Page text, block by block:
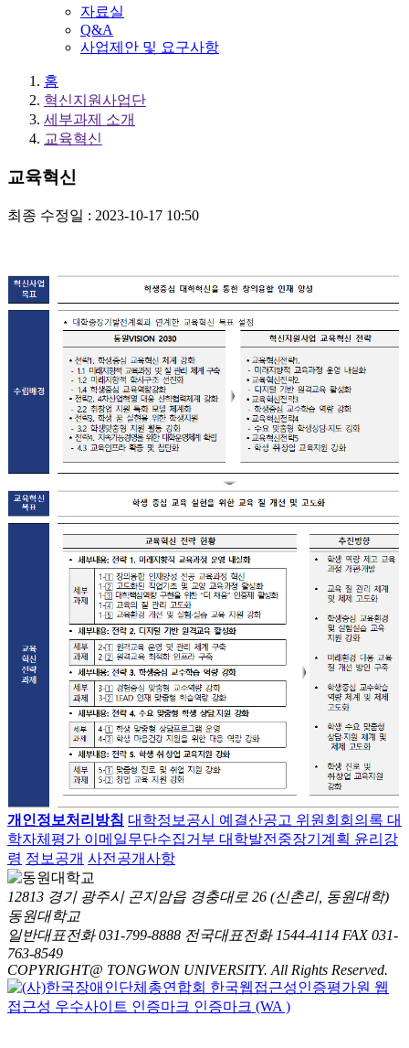
자료실
Q&A
사업제안 및 요구사항
홈
혁신지원사업단
세부과제 소개
교육혁신
교육혁신
최종 수정일 : 2023-10-17 10:50
개인정보처리방침 대학정보공시 예결산공고 위원회회의록 대
학자체평가 이메일무단수집거부 대학발전중장기계획 윤리강
령 정보공개 사전공개사항
12813 경기 광주시 곤지암읍 경충대로 26 (신촌리, 동원대학)
동원대학교
일반대표전화 031-799-8888 전국대표전화 1544-4114 FAX 031-
763-8549
COPYRIGHT@ TONGWON UNIVERSITY. All Rights Reserved.